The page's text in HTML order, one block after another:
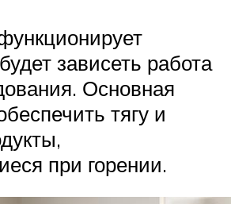
зависеть работа
Основная
тягу и
при горении.